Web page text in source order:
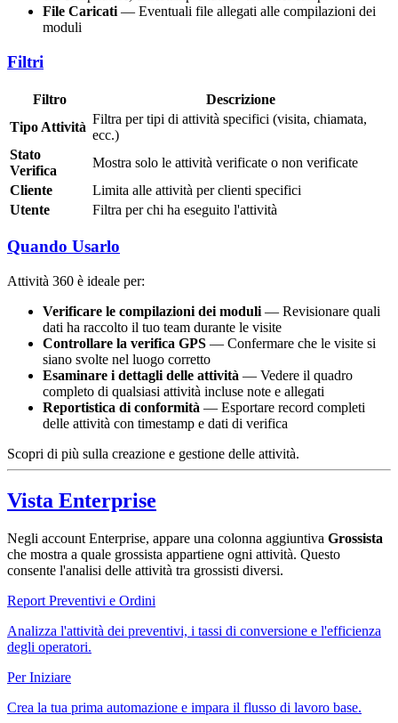
File Caricati — Eventuali file allegati alle compilazioni dei
moduli
Filtri
Filtro
Descrizione
Tipo Attività
Filtra per tipi di attività specifici (visita, chiamata,
ecc.)
Stato
Verifica
Mostra solo le attività verificate o non verificate
Cliente
Limita alle attività per clienti specifici
Utente
Filtra per chi ha eseguito l'attività
Quando Usarlo
Attività 360 è ideale per:
Verificare le compilazioni dei moduli — Revisionare quali
dati ha raccolto il tuo team durante le visite
Controllare la verifica GPS — Confermare che le visite si
siano svolte nel luogo corretto
Esaminare i dettagli delle attività — Vedere il quadro
completo di qualsiasi attività incluse note e allegati
Reportistica di conformità — Esportare record completi
delle attività con timestamp e dati di verifica
Scopri di più sulla creazione e gestione delle attività.
Vista Enterprise
Negli account Enterprise, appare una colonna aggiuntiva Grossista
che mostra a quale grossista appartiene ogni attività. Questo
consente l'analisi delle attività tra grossisti diversi.
Report Preventivi e Ordini
Analizza l'attività dei preventivi, i tassi di conversione e l'efficienza
degli operatori.
Per Iniziare
Crea la tua prima automazione e impara il flusso di lavoro base.